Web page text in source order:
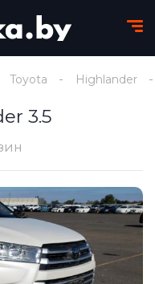
Toyota Highlander
3.5